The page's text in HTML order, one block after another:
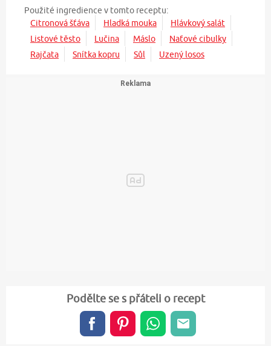
Použité ingredience v tomto receptu:
Citronová šťáva
Hladká mouka
Hlávkový salát
Listové těsto
Lučina Máslo
Naťové cibulky
Rajčata
Snítka kopru Sůl Uzený losos
Podělte se s přáteli o recept